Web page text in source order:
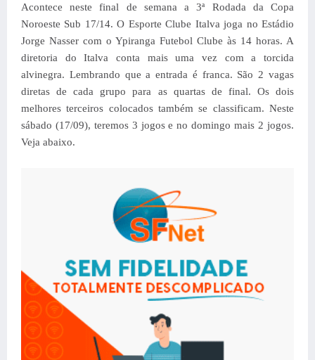
Acontece neste final de semana a 3ª Rodada da Copa
Noroeste Sub 17/14. O Esporte Clube Italva joga no Estádio
Jorge Nasser com o Ypiranga Futebol Clube às 14 horas. A
diretoria do Italva conta mais uma vez com a torcida
alvinegra. Lembrando que a entrada é franca. São 2 vagas
diretas de cada grupo para as quartas de final. Os dois
melhores terceiros colocados também se classificam. Neste
sábado (17/09), teremos 3 jogos e no domingo mais 2 jogos.
Veja abaixo.